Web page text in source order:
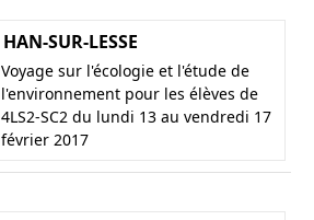
HAN-SUR-LESSE
Voyage sur l'écologie et l'étude de
l'environnement pour les élèves de
4LS2-SC2 du lundi 13 au vendredi 17
février 2017